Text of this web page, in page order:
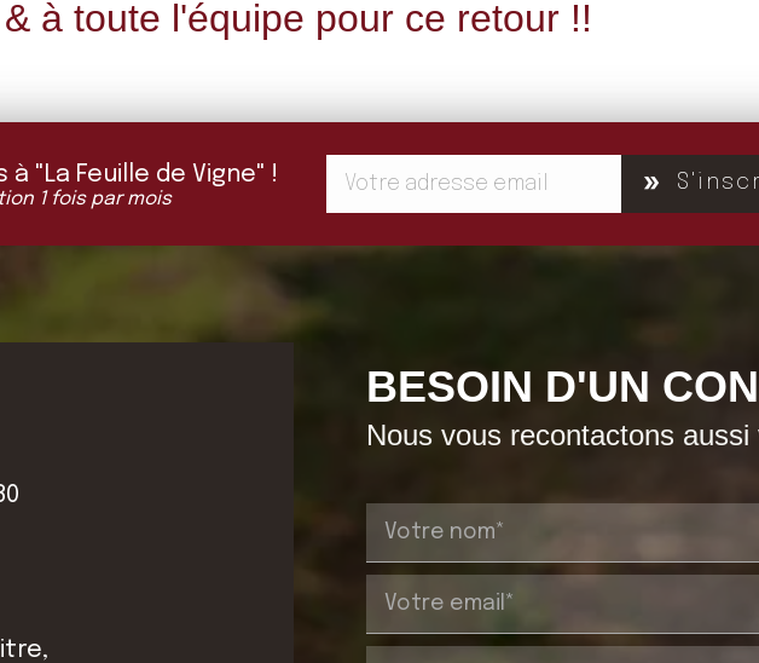
à toute l'équipe pour ce retour !!
"La Feuille de Vigne" !
1 fois par mois
BESOIN D'UN
Nous vous recontactons